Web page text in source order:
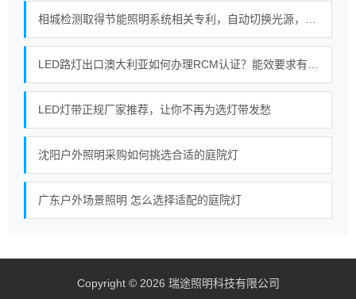
LED灯带正规厂家推荐，让你不再为选灯带发愁
沈阳户外照明采购如何挑选合适的庭院灯
广东户外场景照明 怎么选择适配的庭院灯
Copyright © 2026 瑞途照明科技有限公司